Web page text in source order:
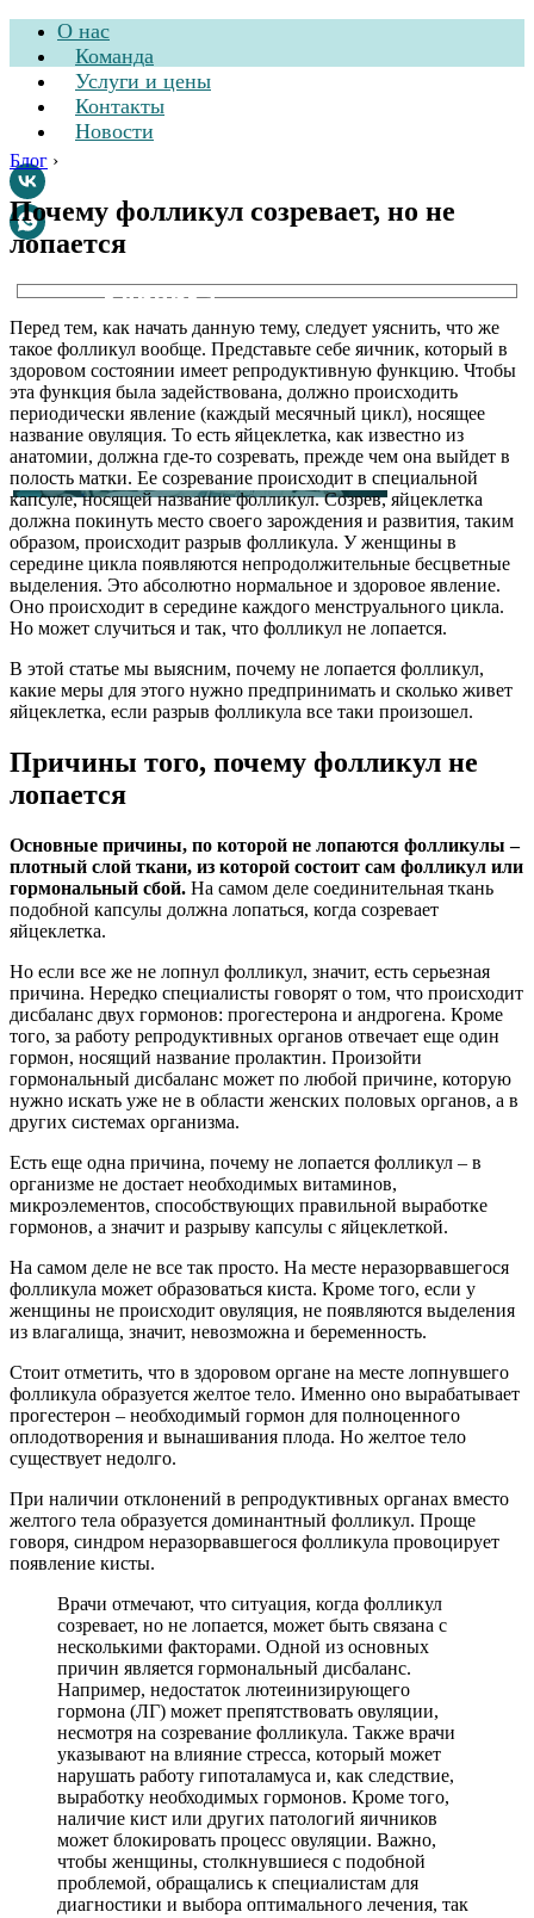
О нас
Команда
Услуги и цены
Контакты
Новости
Стоматологическая
клиника
Блог ›
Почему фолликул созревает, но не
лопается
Перед тем, как начать данную тему, следует уяснить, что же
такое фолликул вообще. Представьте себе яичник, который в
здоровом состоянии имеет репродуктивную функцию. Чтобы
эта функция была задействована, должно происходить
периодически явление (каждый месячный цикл), носящее
название овуляция. То есть яйцеклетка, как известно из
анатомии, должна где-то созревать, прежде чем она выйдет в
полость матки. Ее созревание происходит в специальной
капсуле, носящей название фолликул. Созрев, яйцеклетка
должна покинуть место своего зарождения и развития, таким
образом, происходит разрыв фолликула. У женщины в
середине цикла появляются непродолжительные бесцветные
выделения. Это абсолютно нормальное и здоровое явление.
Оно происходит в середине каждого менструального цикла.
Но может случиться и так, что фолликул не лопается.
В этой статье мы выясним, почему не лопается фолликул,
какие меры для этого нужно предпринимать и сколько живет
яйцеклетка, если разрыв фолликула все таки произошел.
Причины того, почему фолликул не
лопается
Основные причины, по которой не лопаются фолликулы –
плотный слой ткани, из которой состоит сам фолликул или
гормональный сбой. На самом деле соединительная ткань
подобной капсулы должна лопаться, когда созревает
яйцеклетка.
Но если все же не лопнул фолликул, значит, есть серьезная
причина. Нередко специалисты говорят о том, что происходит
дисбаланс двух гормонов: прогестерона и андрогена. Кроме
того, за работу репродуктивных органов отвечает еще один
гормон, носящий название пролактин. Произойти
гормональный дисбаланс может по любой причине, которую
нужно искать уже не в области женских половых органов, а в
других системах организма.
Есть еще одна причина, почему не лопается фолликул – в
организме не достает необходимых витаминов,
микроэлементов, способствующих правильной выработке
гормонов, а значит и разрыву капсулы с яйцеклеткой.
На самом деле не все так просто. На месте неразорвавшегося
фолликула может образоваться киста. Кроме того, если у
женщины не происходит овуляция, не появляются выделения
из влагалища, значит, невозможна и беременность.
Стоит отметить, что в здоровом органе на месте лопнувшего
фолликула образуется желтое тело. Именно оно вырабатывает
прогестерон – необходимый гормон для полноценного
оплодотворения и вынашивания плода. Но желтое тело
существует недолго.
При наличии отклонений в репродуктивных органах вместо
желтого тела образуется доминантный фолликул. Проще
говоря, синдром неразорвавшегося фолликула провоцирует
появление кисты.
Врачи отмечают, что ситуация, когда фолликул
созревает, но не лопается, может быть связана с
несколькими факторами. Одной из основных
причин является гормональный дисбаланс.
Например, недостаток лютеинизирующего
гормона (ЛГ) может препятствовать овуляции,
несмотря на созревание фолликула. Также врачи
указывают на влияние стресса, который может
нарушать работу гипоталамуса и, как следствие,
выработку необходимых гормонов. Кроме того,
наличие кист или других патологий яичников
может блокировать процесс овуляции. Важно,
чтобы женщины, столкнувшиеся с подобной
проблемой, обращались к специалистам для
диагностики и выбора оптимального лечения, так